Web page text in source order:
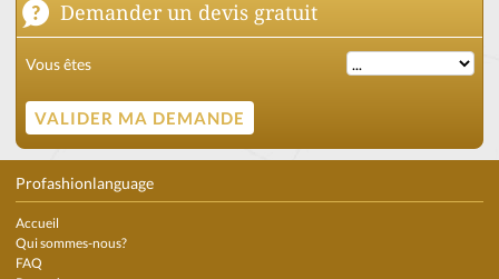
Demander un devis gratuit
Vous êtes
Profashionlanguage
Accueil
Qui sommes-nous?
FAQ